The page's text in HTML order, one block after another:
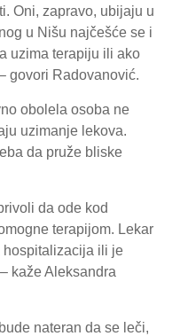
Oni, zapravo, ubijaju u
u Nišu najčešće se i
uzima terapiju ili ako
govori Radovanović.
obolela osoba ne
uzimanje lekova.
da pruže bliske
da ode kod
terapijom. Lekar
hospitalizacija ili je
kaže Aleksandra
nateran da se leči,